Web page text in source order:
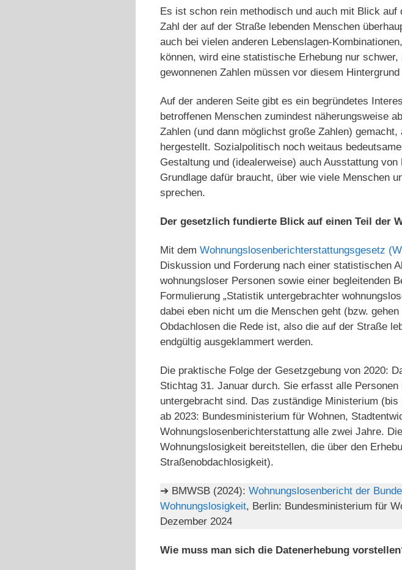
Es ist schon rein methodisch und auch mit Blick
Zahl der auf der Straße lebenden Menschen
auch bei vielen anderen Lebenslagen-
können, wird eine statistische Erhebung nur
gewonnenen Zahlen müssen vor diesem
Auf der anderen Seite gibt es ein begründetes
betroffenen Menschen zumindest näherungsweise
Zahlen (und dann möglichst große Zahlen)
hergestellt. Sozialpolitisch noch weitaus
Gestaltung und (idealerweise) auch Ausstattung
Grundlage dafür braucht, über wie viele Menschen
sprechen.
Der gesetzlich fundierte Blick auf einen Teil der
Mit dem Wohnungslosenberichterstattungsgesetz
Diskussion und Forderung nach einer statistischen
wohnungsloser Personen sowie einer begleitenden
Formulierung „Statistik untergebrachter
dabei eben nicht um die Menschen geht (bzw.
Obdachlosen die Rede ist, also die auf der Straße
endgültig ausgeklammert werden.
Die praktische Folge der Gesetzgebung von 2020:
Stichtag 31. Januar durch. Sie erfasst alle
untergebracht sind. Das zuständige Ministerium
ab 2023: Bundesministerium für Wohnen,
Wohnungslosenberichterstattung alle zwei Jahre.
Wohnungslosigkeit bereitstellen, die über den
Straßenobdachlosigkeit).
➔ BMWSB (2024): Wohnungslosenbericht der
Wohnungslosigkeit, Berlin: Bundesministerium für
Dezember 2024
Wie muss man sich die Datenerhebung